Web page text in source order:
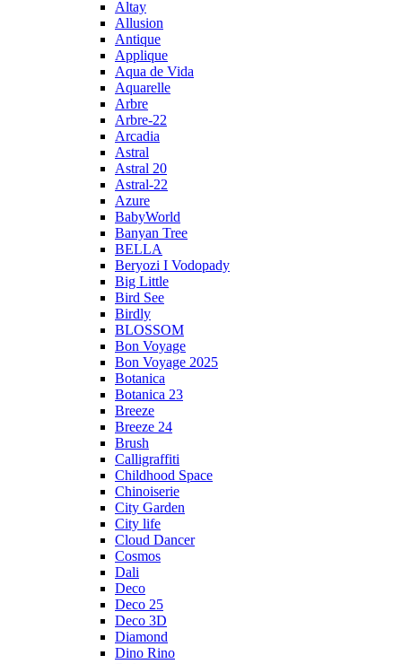
Altay
Allusion
Antique
Applique
Aqua de Vida
Aquarelle
Arbre
Arbre-22
Arcadia
Astral
Astral 20
Astral-22
Azure
BabyWorld
Banyan Tree
BELLA
Beryozi I Vodopady
Big Little
Bird See
Birdly
BLOSSOM
Bon Voyage
Bon Voyage 2025
Botanica
Botanica 23
Breeze
Breeze 24
Brush
Calligraffiti
Childhood Space
Chinoiserie
City Garden
City life
Cloud Dancer
Cosmos
Dali
Deco
Deco 25
Deco 3D
Diamond
Dino Rino